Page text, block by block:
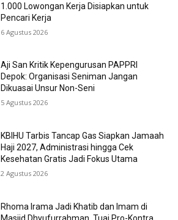
1.000 Lowongan Kerja Disiapkan untuk
Pencari Kerja
6 Agustus 2026
Aji San Kritik Kepengurusan PAPPRI
Depok: Organisasi Seniman Jangan
Dikuasai Unsur Non-Seni
5 Agustus 2026
KBIHU Tarbis Tancap Gas Siapkan Jamaah
Haji 2027, Administrasi hingga Cek
Kesehatan Gratis Jadi Fokus Utama
2 Agustus 2026
Rhoma Irama Jadi Khatib dan Imam di
Masjid Dhyufurrahman, Tuai Pro-Kontra